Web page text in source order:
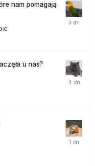
nam pomagają
u nas?